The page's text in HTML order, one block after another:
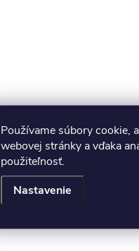
Používame súbory cookie,
webovej stránky a vďaka
použiteľnosť.
Nastavenie